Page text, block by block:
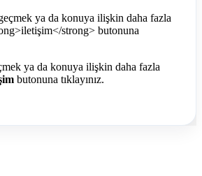
ya da konuya ilişkin daha fazla
butonuna tıklayınız.